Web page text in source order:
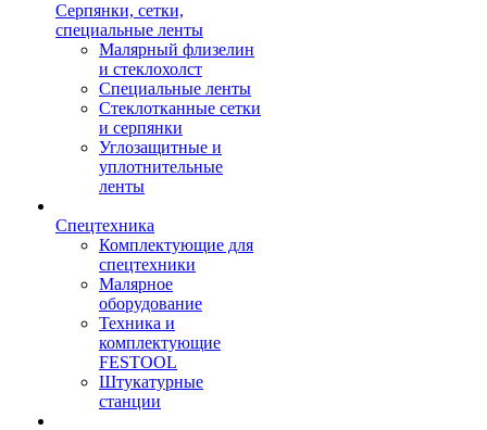
Серпянки, сетки,
специальные ленты
Малярный флизелин
и стеклохолст
Специальные ленты
Стеклотканные сетки
и серпянки
Углозащитные и
уплотнительные
ленты
Спецтехника
Комплектующие для
спецтехники
Малярное
оборудование
Техника и
комплектующие
FESTOOL
Штукатурные
станции